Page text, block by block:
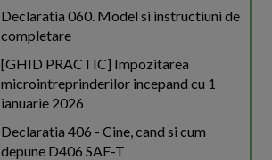
Declaratia 060. Model si instructiuni de
completare
[GHID PRACTIC] Impozitarea
microintreprinderilor incepand cu 1
ianuarie 2026
Declaratia 406 - Cine, cand si cum
depune D406 SAF-T